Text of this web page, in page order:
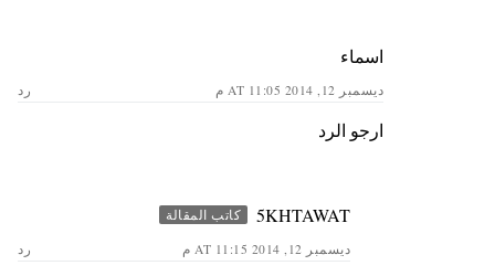
اسماء
ديسمبر 12, 2014 AT 11:05 م رد
ارجو الرد
5KHTAWAT كاتب المقالة
ديسمبر 12, 2014 AT 11:15 م رد